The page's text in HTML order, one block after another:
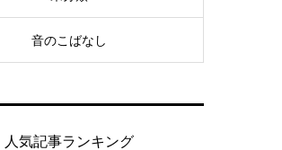
音のこばなし
人気記事ランキング